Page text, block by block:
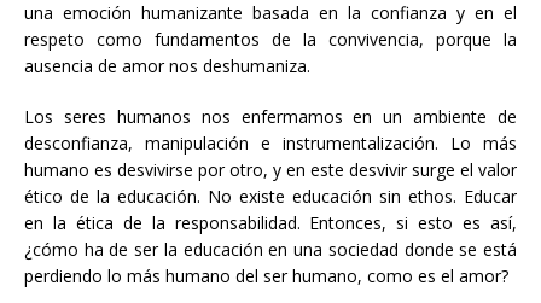
una emoción humanizante basada en la confianza y en el
respeto como fundamentos de la convivencia, porque la
ausencia de amor nos deshumaniza.
Los seres humanos nos enfermamos en un ambiente de
desconfianza, manipulación e instrumentalización. Lo más
humano es desvivirse por otro, y en este desvivir surge el valor
ético de la educación. No existe educación sin ethos. Educar
en la ética de la responsabilidad. Entonces, si esto es así,
¿cómo ha de ser la educación en una sociedad donde se está
perdiendo lo más humano del ser humano, como es el amor?